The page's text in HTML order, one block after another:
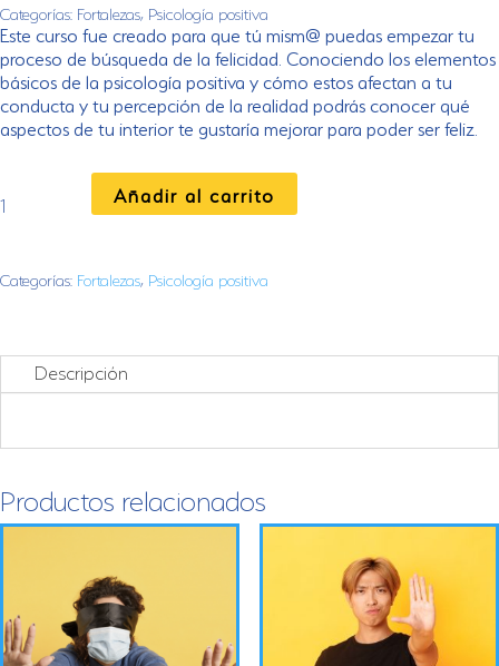
Categorías: Fortalezas, Psicología positiva
Este curso fue creado para que tú mism@ puedas empezar tu
proceso de búsqueda de la felicidad. Conociendo los elementos
básicos de la psicología positiva y cómo estos afectan a tu
conducta y tu percepción de la realidad podrás conocer qué
aspectos de tu interior te gustaría mejorar para poder ser feliz.
a
cantidad
Añadir al carrito
Categorías: Fortalezas, Psicología positiva
Descripción
Productos relacionados